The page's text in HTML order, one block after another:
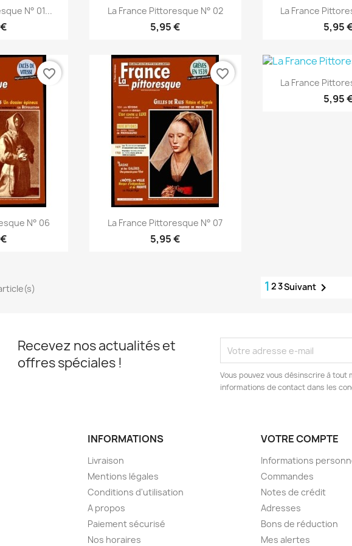
N° 01... Aperçu rapide
La France Pittoresque N° 02
5,95 €
Aperçu
La France
5,95
N° 06
favorite_border
Aperçu rapide
La France Pittoresque N° 07
5,95 €
favorite_border Aperçu
La France
5,95
1 23Suivant
Recevez nos actualités et
offres spéciales !
Vous pouvez vous désinscrire à tout
informations de contact dans les
INFORMATIONS
Livraison
Mentions légales
Conditions d'utilisation
A propos
Paiement sécurisé
Nos horaires
VOTRE COMPTE
Informations
Commandes
Notes de crédit
Adresses
Bons de réduction
Mes alertes